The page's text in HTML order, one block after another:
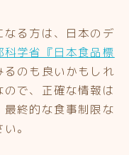
る方は、日本のデ
科学省『日本食品標
のも良いかもしれ
で、正確な情報は
終的な食事制限な
。